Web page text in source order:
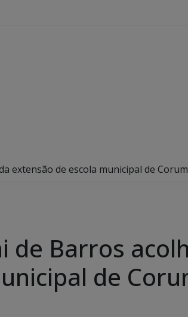
extensão de escola municipal de
de Barros
de